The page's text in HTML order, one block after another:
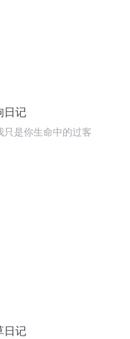
日记
只是你生命中的过客
日记